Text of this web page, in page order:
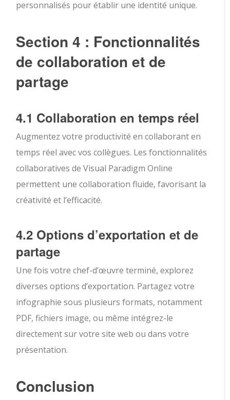
personnalisés pour établir une identité unique.
Section 4 : Fonctionnalités
de collaboration et de
partage
4.1 Collaboration en temps réel
Augmentez votre productivité en collaborant en
temps réel avec vos collègues. Les fonctionnalités
collaboratives de Visual Paradigm Online
permettent une collaboration fluide, favorisant la
créativité et l’efficacité.
4.2 Options d’exportation et de
partage
Une fois votre chef-d’œuvre terminé, explorez
diverses options d’exportation. Partagez votre
infographie sous plusieurs formats, notamment
PDF, fichiers image, ou même intégrez-le
directement sur votre site web ou dans votre
présentation.
Conclusion